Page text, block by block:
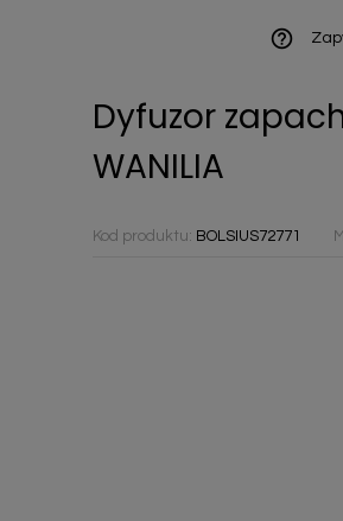
help_outline
Dyfuzor
WANILIA
Kod produktu: BOLSIUS72771